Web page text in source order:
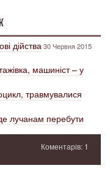
дійства30 Червня 2015
машиніст – у
травмувалися
лучанам перебути
Коментарів: 1